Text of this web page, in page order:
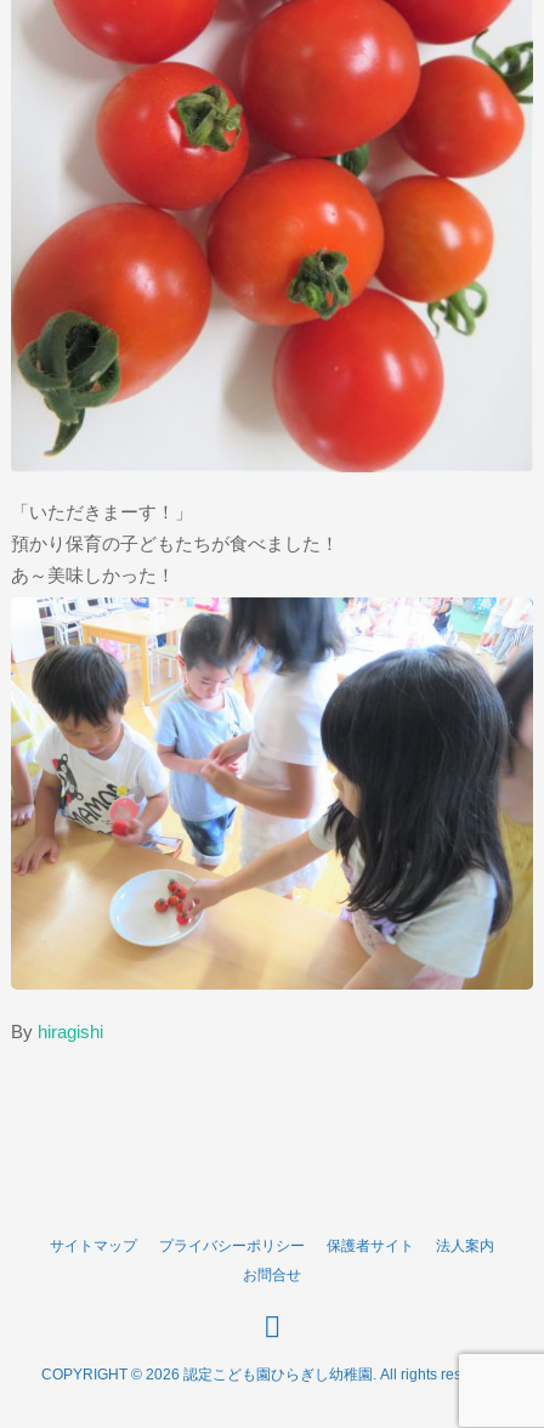
「いただきまーす！」
預かり保育の子どもたちが食べました！
あ～美味しかった！
By hiragishi
サイトマップ プライバシーポリシー 保護者サイト
法人案内
お問合せ
COPYRIGHT © 2026 認定こども園ひらぎし幼稚園. All rights reserved.